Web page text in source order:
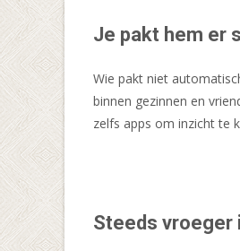
Je pakt hem er
Wie pakt niet
binnen gezinnen en
zelfs apps om inzicht te
Steeds vroeger